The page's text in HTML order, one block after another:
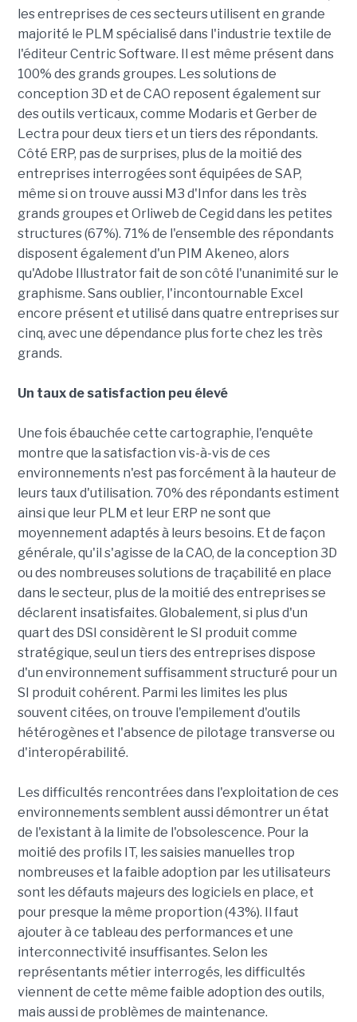
les entreprises de ces secteurs utilisent en grande
majorité le PLM spécialisé dans l'industrie textile de
l'éditeur Centric Software. Il est même présent dans
100% des grands groupes. Les solutions de
conception 3D et de CAO reposent également sur
des outils verticaux, comme Modaris et Gerber de
Lectra pour deux tiers et un tiers des répondants.
Côté ERP, pas de surprises, plus de la moitié des
entreprises interrogées sont équipées de SAP,
même si on trouve aussi M3 d'Infor dans les très
grands groupes et Orliweb de Cegid dans les petites
structures (67%). 71% de l'ensemble des répondants
disposent également d'un PIM Akeneo, alors
qu'Adobe Illustrator fait de son côté l'unanimité sur le
graphisme. Sans oublier, l'incontournable Excel
encore présent et utilisé dans quatre entreprises sur
cinq, avec une dépendance plus forte chez les très
grands.
Un taux de satisfaction peu élevé
Une fois ébauchée cette cartographie, l'enquête
montre que la satisfaction vis-à-vis de ces
environnements n'est pas forcément à la hauteur de
leurs taux d'utilisation. 70% des répondants estiment
ainsi que leur PLM et leur ERP ne sont que
moyennement adaptés à leurs besoins. Et de façon
générale, qu'il s'agisse de la CAO, de la conception 3D
ou des nombreuses solutions de traçabilité en place
dans le secteur, plus de la moitié des entreprises se
déclarent insatisfaites. Globalement, si plus d'un
quart des DSI considèrent le SI produit comme
stratégique, seul un tiers des entreprises dispose
d'un environnement suffisamment structuré pour un
SI produit cohérent. Parmi les limites les plus
souvent citées, on trouve l'empilement d'outils
hétérogènes et l'absence de pilotage transverse ou
d'interopérabilité.
Les difficultés rencontrées dans l'exploitation de ces
environnements semblent aussi démontrer un état
de l'existant à la limite de l'obsolescence. Pour la
moitié des profils IT, les saisies manuelles trop
nombreuses et la faible adoption par les utilisateurs
sont les défauts majeurs des logiciels en place, et
pour presque la même proportion (43%). Il faut
ajouter à ce tableau des performances et une
interconnectivité insuffisantes. Selon les
représentants métier interrogés, les difficultés
viennent de cette même faible adoption des outils,
mais aussi de problèmes de maintenance.